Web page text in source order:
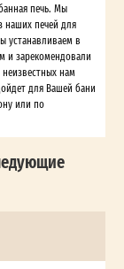
печь. Мы
наших печей для
устанавливаем в
и зарекомендовали
нам
для Вашей бани
или по